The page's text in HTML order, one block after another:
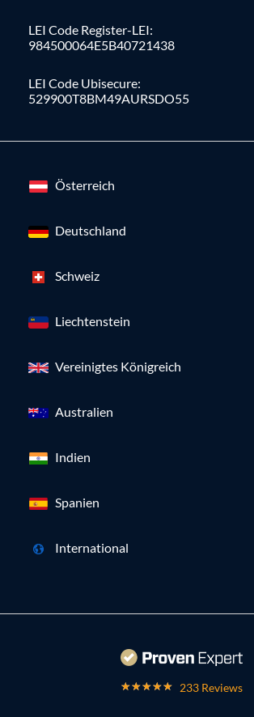
LEI Code Register-LEI:
984500064E5B40721438
LEI Code Ubisecure:
529900T8BM49AURSDO55
Österreich
Deutschland
Schweiz
Liechtenstein
Vereinigtes Königreich
Australien
Indien
Spanien
International
233 Reviews